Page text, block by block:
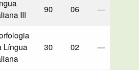
III
90 06 —
Língua
30 02 —